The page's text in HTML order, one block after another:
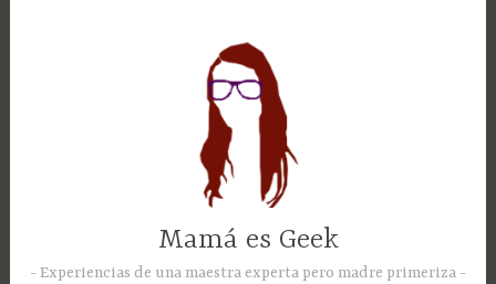
Mamá es Geek
Experiencias de una maestra experta pero madre primeriza